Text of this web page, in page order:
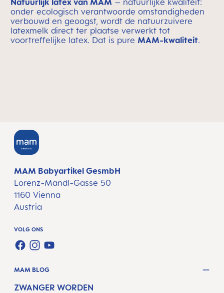
Natuurlijk latex van MAM – natuurlijke kwaliteit:
onder ecologisch verantwoorde omstandigheden
verbouwd en geoogst, wordt de natuurzuivere
latexmelk direct ter plaatse verwerkt tot
voortreffelijke latex. Dat is pure MAM-kwaliteit.
MAM Babyartikel GesmbH
Lorenz-Mandl-Gasse 50
1160 Vienna
Austria
VOLG ONS
FACEBOOK
INSTAGRAM
YOUTUBE
MAM BLOG
ZWANGER WORDEN